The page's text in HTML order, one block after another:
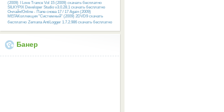
(2009)
I Love Trance Vol 15 (2009) скачать бесплатно
SILKYPIX Developer Studio v3.0.28.1 скачать бесплатно
Онлайн/Online - Папе снова 17 / 17 Again (2009)
МЕГАКоллекция "Системный" (2009) 2DVD9 скачать
бесплатно Zemana AntiLogger 1.7.2.986 скачать бесплатно
Банер